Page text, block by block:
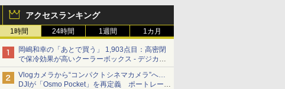
アクセスランキング
1時間 24時間 1週間 1カ月
岡嶋和幸の「あとで買う」 1,903点目：高密閉
で保冷効果が高いクーラーボックス - デジカメ
Watch
Vlogカメラから“コンパクトシネマカメラ”へ…
DJIが「Osmo Pocket」を再定義 ポートレート